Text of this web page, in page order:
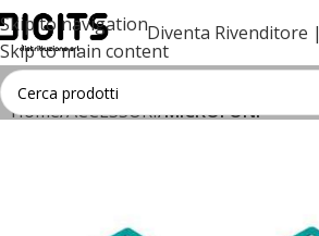
Skip to navigation
Skip to main content
Diventa Rivenditore |
Home ACCESSORI MICROFONI